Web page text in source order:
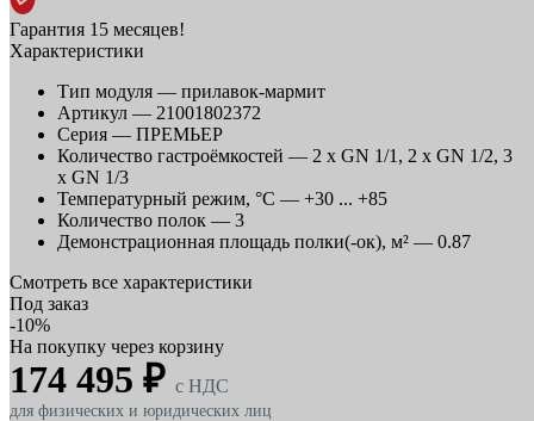
Гарантия 15 месяцев!
Характеристики
Тип модуля — прилавок-мармит
Артикул — 21001802372
Серия — ПРЕМЬЕР
Количество гастроёмкостей — 2 x GN 1/1, 2 х GN 1/2, 3
х GN 1/3
Температурный режим, °C — +30 ... +85
Количество полок — 3
Демонстрационная площадь полки(-ок), м² — 0.87
Смотреть все характеристики
Под заказ
-10%
На покупку через корзину
174 495 ₽ c НДС
для физических и юридических лиц